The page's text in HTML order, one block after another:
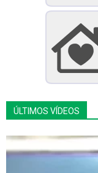
ÚLTIMOS VÍDEOS